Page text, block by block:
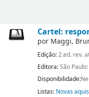
Cartel:
por Maggi,
Edição:2.ed. rev.
Editora:São
Disponibilidade:
Listas: Novas